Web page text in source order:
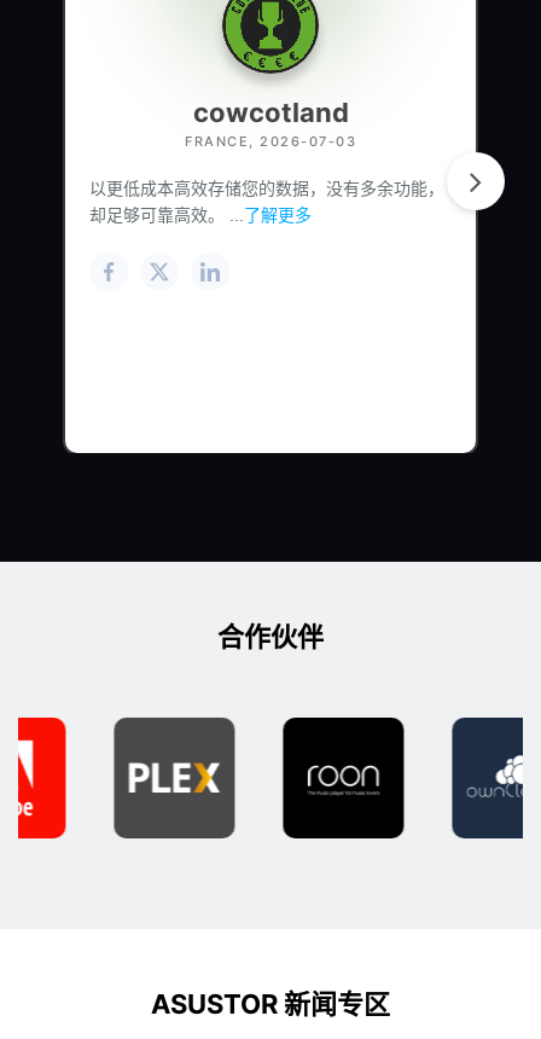
cowcotland
FRANCE, 2026-07-03
以更低成本高效存储您的数据，没有多余功能，
却足够可靠高效。 ... 了解更多
合作伙伴
ASUSTOR 新闻专区